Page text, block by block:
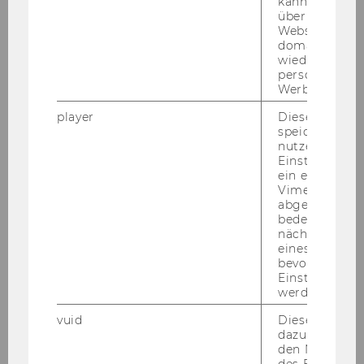
Unternehmenspräsentation und "Meet
Kreditversicherern
Am 2. Mai 2022 durf­ten wir groß­ar­ti­ge Ex­per­ten
und Ex­per­tin­nen von drei un­ter­schied­li­chen
über
Websites
Werbung
player
Dieses Cookie
speichert
ein
Vimeo-Video
abgespielt
bedeutet,
nächsten
eines Vimeo-
bevorzugten
werden.
vuid
Dieser
dazu
den